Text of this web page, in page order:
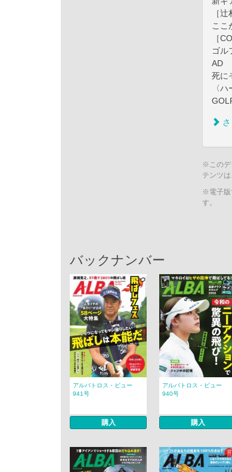
［
ここ
［
ゴル
AD
死に
〈
※このデ
テンツ
※電子版
す。
バックナンバー
アルバトロス・ビュー
941号
購入
アルバトロス・ビュー
940号
購入